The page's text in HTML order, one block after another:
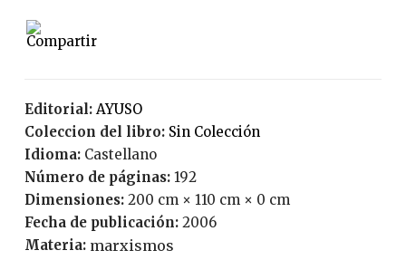
Editorial:
AYUSO
Coleccion del libro:
Sin Colección
Idioma:
Castellano
Número de páginas: 192
Dimensiones: 200 cm × 110 cm × 0 cm
Fecha de publicación:
2006
Materia: marxismos